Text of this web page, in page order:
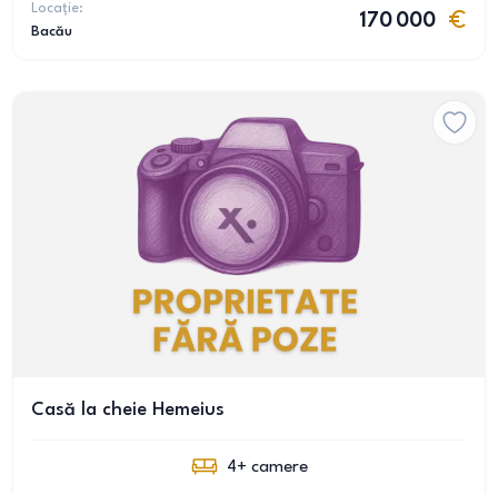
Locație:
Bacău
170 000
Casă la cheie Hemeius
4+ camere